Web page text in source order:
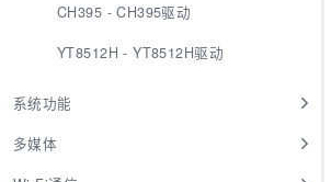
CH395 - CH395驱动
YT8512H - YT8512H驱动
系统功能
多媒体